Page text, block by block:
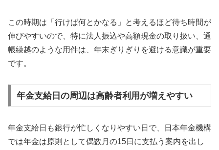
この時期は「行けば何とかなる」と考えるほど待ち時間が
伸びやすいので、特に法人振込や高額現金の取り扱い、通
帳繰越のような用件は、年末ぎりぎりを避ける意識が重要
です。
年金支給日の周辺は高齢者利用が増えやすい
年金支給日も銀行が忙しくなりやすい日で、日本年金機構
では年金は原則として偶数月の15日に支払う案内を出し